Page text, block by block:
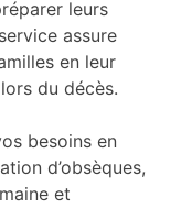
leurs
assure
en leur
du décès.
besoins en
d’obsèques,
et